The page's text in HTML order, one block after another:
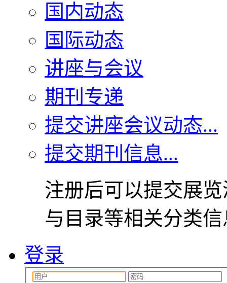
国内动态
国际动态
讲座与会议
期刊专递
提交讲座会议动态...
提交期刊信息...
注册后可以提交展
与目录等相关分类
登录